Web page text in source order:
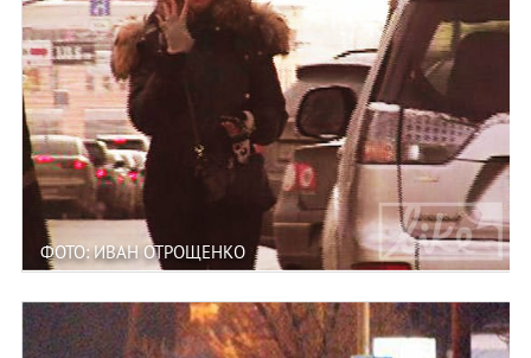
ФОТО: ИВАН ОТРОЩЕНКО